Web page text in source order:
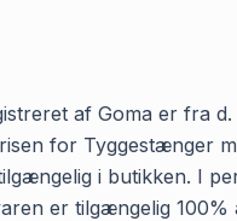
af Goma er fra
for Tyggestænger
i butikken. I
er tilgængelig